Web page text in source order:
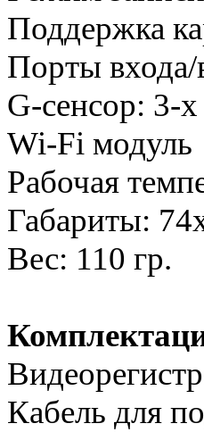
Поддержка
Порты
G-сенсор: 3-
Wi-Fi модуль
Рабочая
Габариты:
Вес: 110 гр.
Кабель для